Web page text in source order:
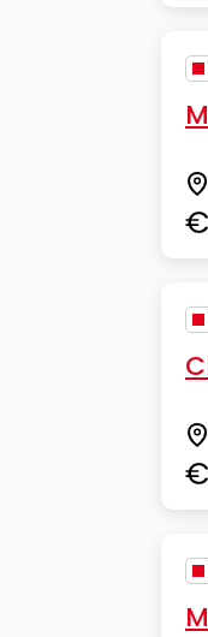
Lieu
Lieu